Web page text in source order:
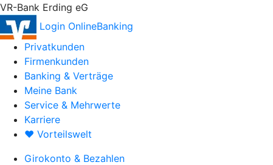
VR-Bank Erding eG
Login OnlineBanking
Privatkunden
Firmenkunden
Banking & Verträge
Meine Bank
Service & Mehrwerte
Karriere
♥ Vorteilswelt
Girokonto & Bezahlen